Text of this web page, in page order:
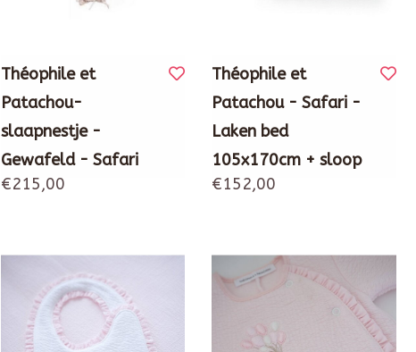
Théophile et
Patachou-
slaapnestje -
Gewafeld - Safari
€215,00
Théophile et
Patachou - Safari -
Laken bed
105x170cm + sloop
€152,00